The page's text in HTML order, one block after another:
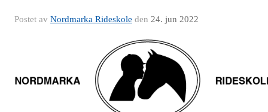
Postet av Nordmarka Rideskole den 24. jun 2022